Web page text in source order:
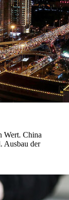
Wert. China
Ausbau der